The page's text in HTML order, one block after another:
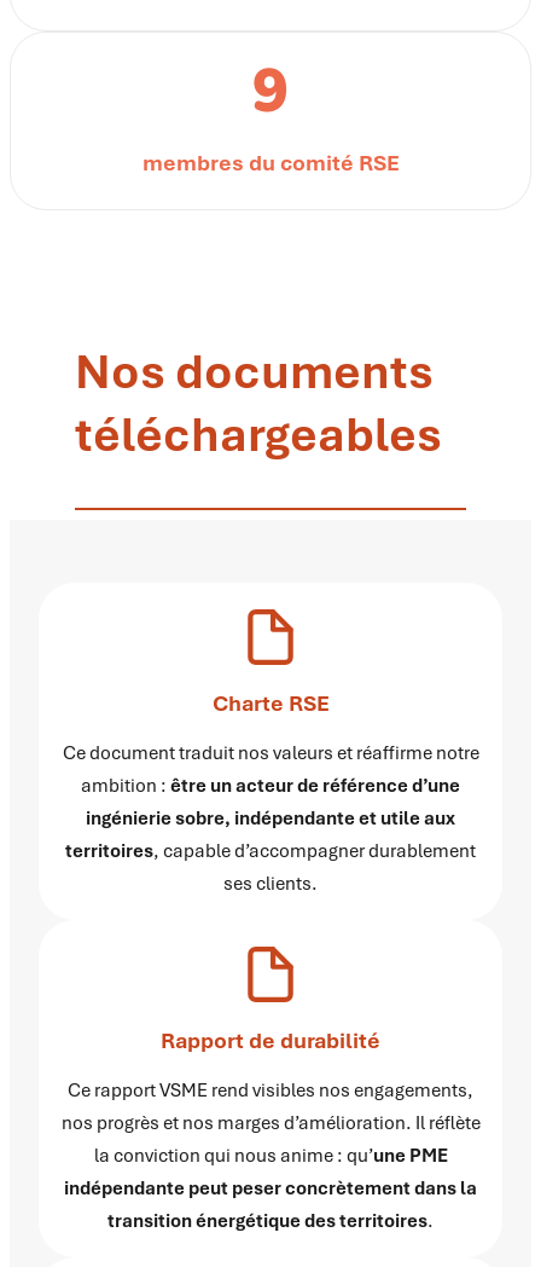
9
membres du comité RSE
Nos documents
téléchargeables
Charte RSE
Ce document traduit nos valeurs et réaffirme notre
ambition : être un acteur de référence d’une
ingénierie sobre, indépendante et utile aux
territoires, capable d’accompagner durablement
ses clients.
Rapport de durabilité
Ce rapport VSME rend visibles nos engagements,
nos progrès et nos marges d’amélioration. Il réflète
la conviction qui nous anime : qu’une PME
indépendante peut peser concrètement dans la
transition énergétique des territoires.